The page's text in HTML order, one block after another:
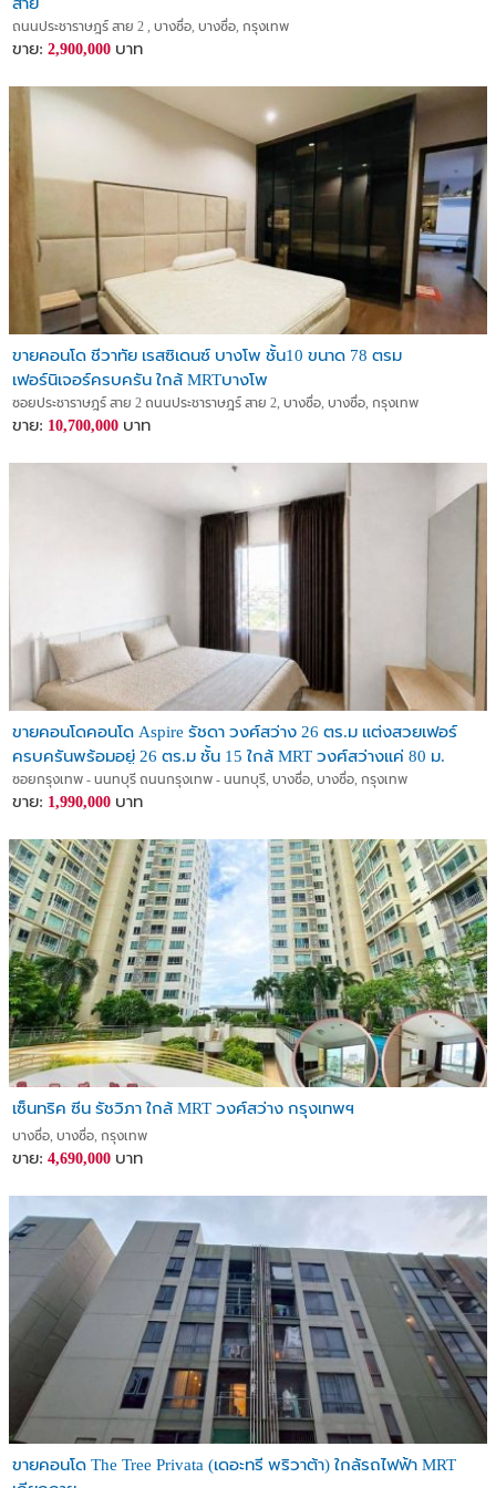
ถนนประชาราษฎร์ สาย 2 , บางซื่อ, บางซื่อ, กรุงเทพ
ขาย: 2,900,000 บาท
ขายคอนโด ชีวาทัย เรสซิเดนซ์ บางโพ ชั้น10 ขนาด 78 ตรม
เฟอร์นิเจอร์ครบครัน ใกล้ MRTบางโพ
ซอยประชาราษฎร์ สาย 2 ถนนประชาราษฎร์ สาย 2, บางซื่อ, บางซื่อ, กรุงเทพ
ขาย: 10,700,000 บาท
ขายคอนโดคอนโด Aspire รัชดา วงศ์สว่าง 26 ตร.ม เเต่งสวยเฟอร์
ครบครันพร้อมอยู่ 26 ตร.ม ชั้น 15 ใกล้ MRT วงศ์สว่างแค่ 80 ม.
บางซื่อ กรุงเทพ
ซอยกรุงเทพ - นนทบุรี ถนนกรุงเทพ - นนทบุรี, บางซื่อ, บางซื่อ, กรุงเทพ
ขาย: 1,990,000 บาท
เซ็นทริค ซีน รัชวิภา ใกล้ MRT วงศ์สว่าง กรุงเทพฯ
บางซื่อ, บางซื่อ, กรุงเทพ
ขาย: 4,690,000 บาท
ขายคอนโด The Tree Privata (เดอะทรี พริวาต้า) ใกล้รถไฟฟ้า MRT